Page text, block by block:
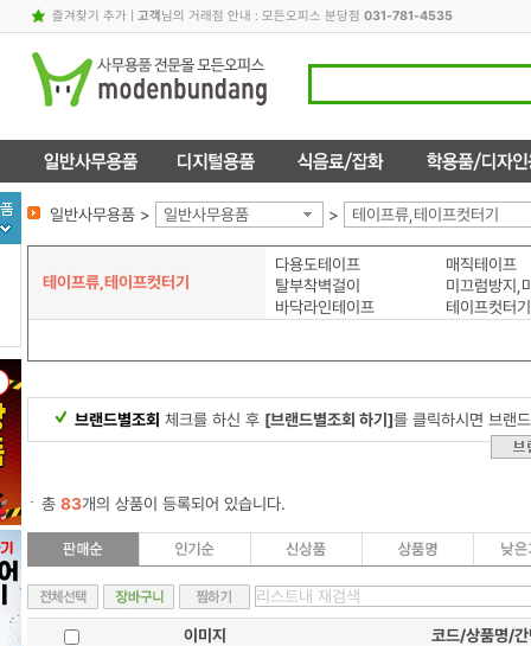
즐겨찾기 추가| 고객님의 거래점 안내 : 모든오피스 분당점 031-781-4535
일반사무용품 > 일반사무용품 > 테이프류,테이프컷터기
테이프류,테이프컷터기
다용도테이프
매직테이프
탈부착벽걸이
바닥라인테이프
테이프컷터기
브랜드별조회 체크를 하신 후 [브랜드별조회 하기]를 클릭하시면 브랜
총 83개의 상품이 등록되어 있습니다.
이미지 코드/상품명/간